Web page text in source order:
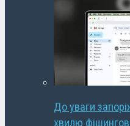
До уваги
хвилю